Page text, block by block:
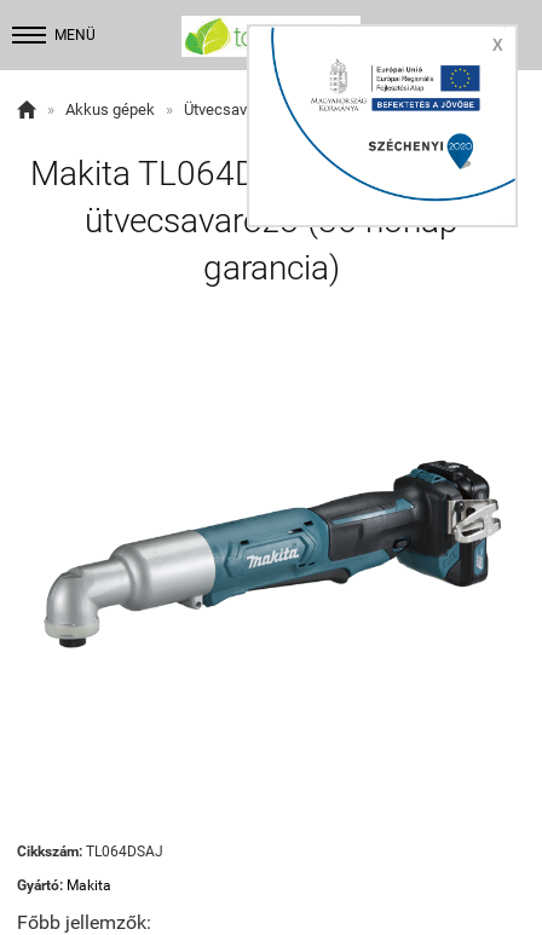
MENÜ  
 » Akkus gépek » Ütvecsavarozó
Makita TL064DSAJ akkus sarok-
ütvecsavarozó (36 hónap
garancia)
Cikkszám: TL064DSAJ
Gyártó: Makita
Főbb jellemzők:
X